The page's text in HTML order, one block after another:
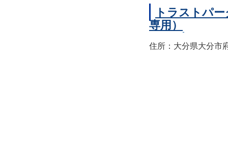
トラストパ
専用）
住所：大分県大分市